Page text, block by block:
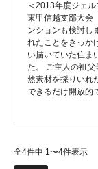
＜2013年度ジェ
東甲信越支部大会
ンションも検討し
れたことをきっか
い描いていた住ま
た。 ご主人の祖父
然素材を採りいれ
できるだけ開放的
全4件中 1〜4件表示